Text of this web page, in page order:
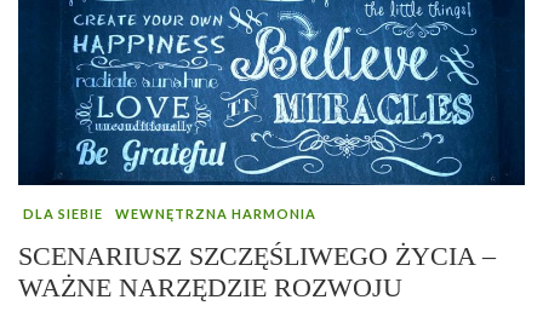
DLA SIEBIE WEWNĘTRZNA HARMONIA
SCENARIUSZ SZCZĘŚLIWEGO ŻYCIA –
WAŻNE NARZĘDZIE ROZWOJU